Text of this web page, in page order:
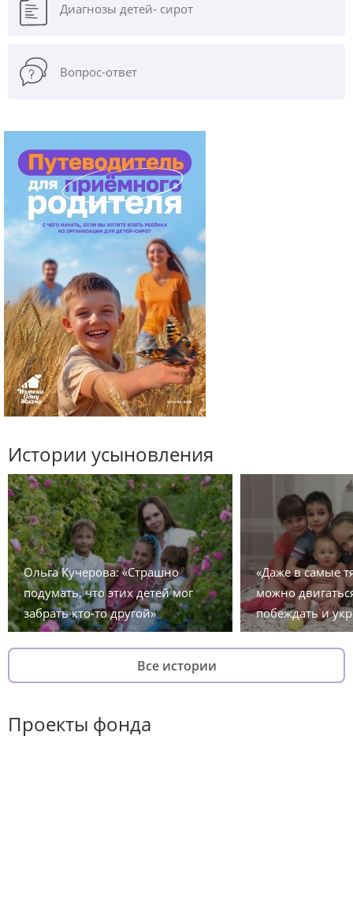
Диагнозы детей- сирот
Вопрос-ответ
Истории усыновления
Ольга Кучерова: «Страшно
подумать, что этих детей мог
забрать кто-то другой»
«Даже в самые
можно
побеждать и
Все истории
Проекты фонда